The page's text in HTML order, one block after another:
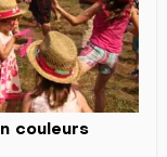
couleurs